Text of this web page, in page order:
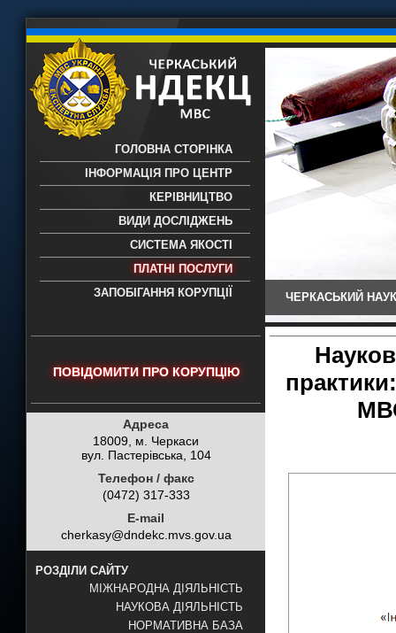
науково-дослідний експертно-
- проведення всих видів судових
експертиз
ГОЛОВНА СТОРІНКА
ІНФОРМАЦІЯ ПРО ЦЕНТР
КЕРІВНИЦТВО
ВИДИ ДОСЛІДЖЕНЬ
СИСТЕМА ЯКОСТІ
ПЛАТНІ ПОСЛУГИ
ЗАПОБІГАННЯ КОРУПЦІЇ
ЧЕРКАСЬКИЙ
ПОВІДОМИТИ ПРО КОРУПЦІЮ
Адреса
18009, м. Черкаси
вул. Пастерівська, 104
Телефон / факс
(0472) 317-333
E-mail
cherkasy@dndekc.mvs.gov.ua
РОЗДІЛИ САЙТУ
МІЖНАРОДНА ДІЯЛЬНІСТЬ
НАУКОВА ДІЯЛЬНІСТЬ
НОРМАТИВНА БАЗА